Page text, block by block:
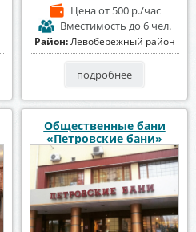
Ценаот 500 р./час
Вместимость до 6 чел.
Район:Левобережный район
подробнее
Общественные бани
«Петровские бани»